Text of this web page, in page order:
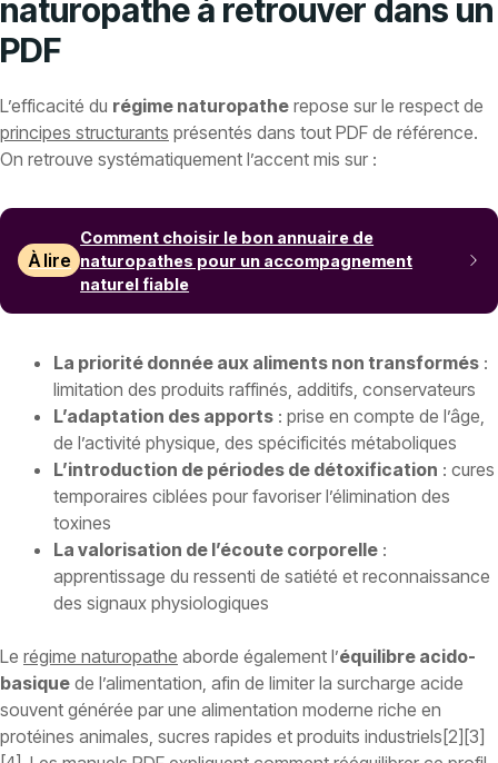
naturopathe à retrouver dans un
PDF
L’efficacité du régime naturopathe repose sur le respect de
principes structurants présentés dans tout PDF de référence.
On retrouve systématiquement l’accent mis sur :
À lire
Comment choisir le bon annuaire de
naturopathes pour un accompagnement
naturel fiable
La priorité donnée aux aliments non transformés :
limitation des produits raffinés, additifs, conservateurs
L’adaptation des apports : prise en compte de l’âge,
de l’activité physique, des spécificités métaboliques
L’introduction de périodes de détoxification : cures
temporaires ciblées pour favoriser l’élimination des
toxines
La valorisation de l’écoute corporelle :
apprentissage du ressenti de satiété et reconnaissance
des signaux physiologiques
Le régime naturopathe aborde également l’équilibre acido-
basique de l’alimentation, afin de limiter la surcharge acide
souvent générée par une alimentation moderne riche en
protéines animales, sucres rapides et produits industriels[2][3]